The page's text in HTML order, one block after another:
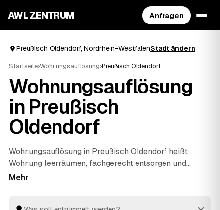
AWL ZENTRUM Anfragen
Preußisch Oldendorf, Nordrhein-WestfalenStadt ändern
Startseite›Wohnungsauflösung›Preußisch Oldendorf
Wohnungsauflösung
in Preußisch
Oldendorf
Wohnungsauflösung in Preußisch Oldendorf heißt:
Wohnung leerräumen, fachgerecht entsorgen und
besenrein an den Vermieter übergeben. Genau dafür